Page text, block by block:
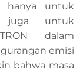
hanya untuk
juga untuk
dalam
emisi
bahwa masa